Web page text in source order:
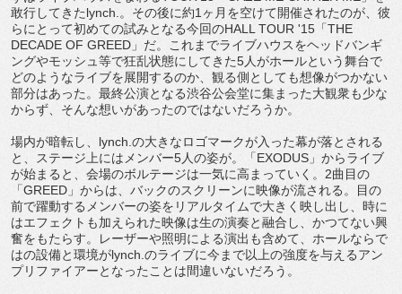
敢行してきたlynch.。その後に約1ヶ月を空けて開催されたのが、彼
らにとって初めての試みとなる今回のHALL TOUR '15「THE
DECADE OF GREED」だ。これまでライブハウスをヘッドバンギ
ングやモッシュ等で狂乱状態にしてきた5人がホールという舞台で
どのようなライブを展開するのか、観る側としても想像がつかない
部分はあった。最終公演となる渋谷公会堂に集まった大観衆も少な
からず、そんな想いがあったのではないだろうか。
場内が暗転し、lynch.の大きなロゴマークが入った幕が落とされる
と、ステージ上にはメンバー5人の姿が。「EXODUS」からライブ
が始まると、会場のボルテージは一気に高まっていく。2曲目の
「GREED」からは、バックのスクリーンに映像が流される。目の
前で躍動するメンバーの姿をリアルタイムで大きく映し出し、時に
はエフェクトも加えられた映像は生の演奏と融合し、かつてない興
奮をもたらす。レーザーや照明による演出も含めて、ホールならで
はの設備と環境がlynch.のライブに今まで以上の強度を与えるアン
プリファイアーとなったことは間違いないだろう。